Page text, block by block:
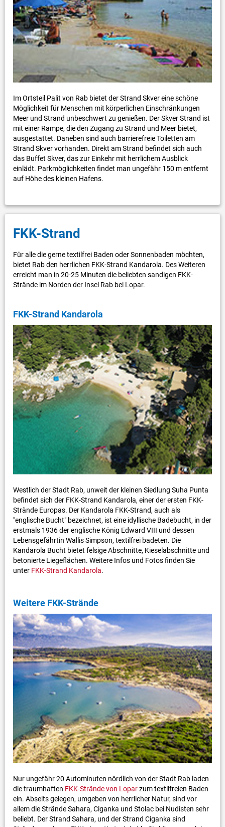
Im Ortsteil Palit von Rab bietet der Strand Skver eine schöne
Möglichkeit für Menschen mit körperlichen Einschränkungen
Meer und Strand unbeschwert zu genießen. Der Skver Strand ist
mit einer Rampe, die den Zugang zu Strand und Meer bietet,
ausgestattet. Daneben sind auch barrierefreie Toiletten am
Strand Skver vorhanden. Direkt am Strand befindet sich auch
das Buffet Skver, das zur Einkehr mit herrlichem Ausblick
einlädt. Parkmöglichkeiten findet man ungefähr 150 m entfernt
auf Höhe des kleinen Hafens.
FKK-Strand
Für alle die gerne textilfrei Baden oder Sonnenbaden möchten,
bietet Rab den herrlichen FKK-Strand Kandarola. Des Weiteren
erreicht man in 20-25 Minuten die beliebten sandigen FKK-
Strände im Norden der Insel Rab bei Lopar.
FKK-Strand Kandarola
Westlich der Stadt Rab, unweit der kleinen Siedlung Suha Punta
befindet sich der FKK-Strand Kandarola, einer der ersten FKK-
Strände Europas. Der Kandarola FKK-Strand, auch als
"englische Bucht" bezeichnet, ist eine idyllische Badebucht, in der
erstmals 1936 der englische König Edward VIII und dessen
Lebensgefährtin Wallis Simpson, textilfrei badeten. Die
Kandarola Bucht bietet felsige Abschnitte, Kieselabschnitte und
betonierte Liegeflächen. Weitere Infos und Fotos finden Sie
unter FKK-Strand Kandarola.
Weitere FKK-Strände
Nur ungefähr 20 Autominuten nördlich von der Stadt Rab laden
die traumhaften FKK-Strände von Loparzum textilfreien Baden
ein. Abseits gelegen, umgeben von herrlicher Natur, sind vor
allem die Strände Sahara, Ciganka und Stolac bei Nudisten sehr
beliebt. Der Strand Sahara, und der Strand Ciganka sind